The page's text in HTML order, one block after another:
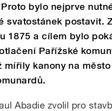
bylo nejprve
svatostánek postavit.
1875 a cílem bylo
Pařížské
mířily kanony na
Abadie zvolil pro